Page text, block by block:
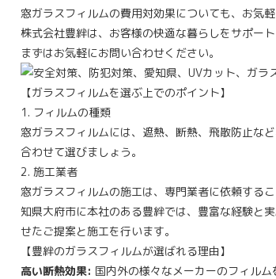
窓ガラスフィルムの費用対効果についても、お気軽
株式会社豊絆は、お客様の快適な暮らしをサポート
まずはお気軽にお問い合わせください。
【ガラスフィルムを選ぶ上でのポイント】
1. フィルムの種類
窓ガラスフィルムには、遮熱、断熱、飛散防止な
合わせて選びましょう。
2. 施工業者
窓ガラスフィルムの施工は、専門業者に依頼する
知県大府市に本社のある豊絆では、豊富な経験と
せたご提案と施工を行います。
【豊絆のガラスフィルムが選ばれる理由】
高い断熱効果: 国内外の様々なメーカーのフィル